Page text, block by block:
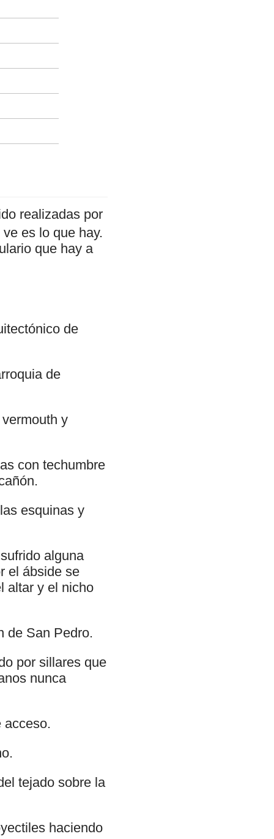
realizadas por
es lo que hay.
que hay a
de
de
y
con techumbre
esquinas y
alguna
el ábside se
altar y el nicho
de San Pedro.
por sillares que
nunca
acceso.
tejado sobre la
haciendo